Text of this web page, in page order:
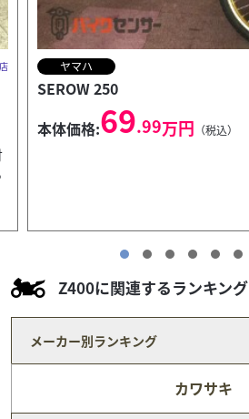
ホンダ
CROSS CUB 50
本体価格:26.99万円 （税込）
Z400に関連するランキング
メーカー別ランキング
カワサキ